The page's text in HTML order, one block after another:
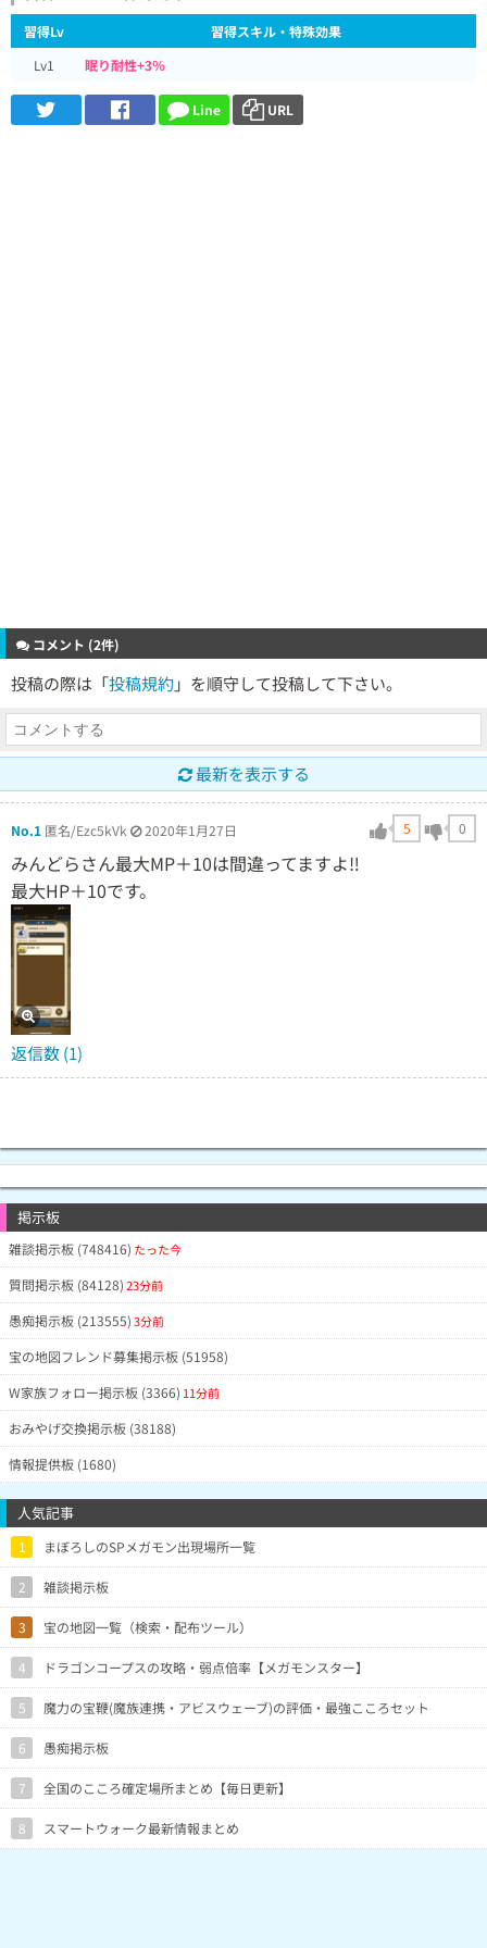
習得Lv
習得スキル・特殊効果
Lv1
眠り耐性+3％
Line URL
コメント (2件)
投稿の際は「投稿規約 」を順守して投稿して下さい。
最新を表示する
No.1 匿名/Ezc5kVk 2020年1月27日 5 0
みんどらさん最大MP＋10は間違ってますよ‼️
最大HP＋10です。
返信数 (1)
掲示板
雑談掲示板 (748416) たった今
質問掲示板 (84128)23分前
愚痴掲示板 (213555)3分前
宝の地図フレンド募集掲示板 (51958)
W家族フォロー掲示板 (3366) 11分前
おみやげ交換掲示板 (38188)
情報提供板 (1680)
人気記事
1 まぼろしのSPメガモン出現場所一覧
2 雑談掲示板
3 宝の地図一覧（検索・配布ツール）
4 ドラゴンコープスの攻略・弱点倍率【メガモンスター】
5 魔力の宝鞭(魔族連携・アビスウェーブ)の評価・最強こころセット
6 愚痴掲示板
7 全国のこころ確定場所まとめ【毎日更新】
8 スマートウォーク最新情報まとめ